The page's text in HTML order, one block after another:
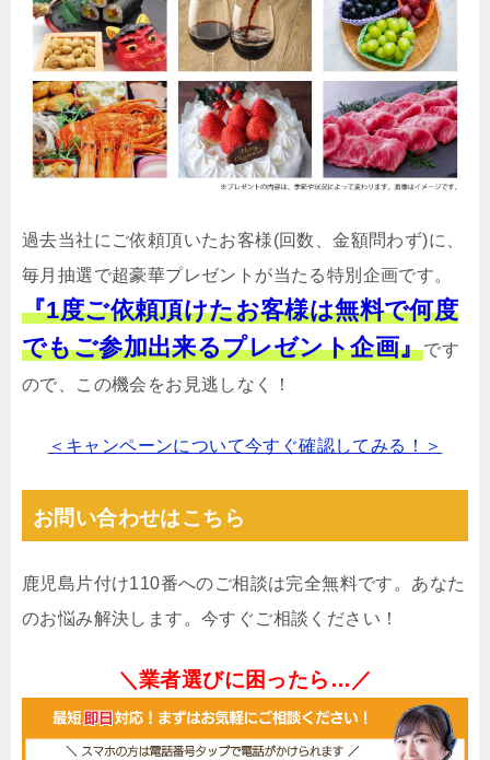
過去当社にご依頼頂いたお客様(回数、金額問わず)に、
毎月抽選で超豪華プレゼントが当たる特別企画です。
『1度ご依頼頂けたお客様は無料で何度
でもご参加出来るプレゼント企画』です
ので、この機会をお見逃しなく！
＜キャンペーンについて今すぐ確認してみる！＞
お問い合わせはこちら
鹿児島片付け110番へのご相談は完全無料です。あなた
のお悩み解決します。今すぐご相談ください！
＼業者選びに困ったら…／